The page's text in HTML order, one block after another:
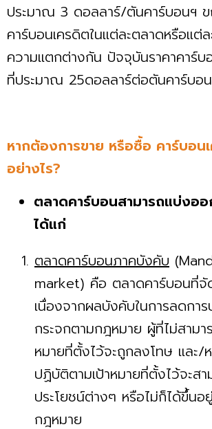
ประมาณ 3 ดอลลาร์/ตันคาร์บอนฯ
คาร์บอนเครดิตในแต่ละตลาดหรือแต่
ความแตกต่างกัน ปัจจุบันราคาคาร์บ
ที่ประมาณ 25ดอลลาร์ต่อตันคาร์บอ
หากต้องการขาย หรือซื้อ คาร์บอน
อย่างไร?
ตลาดคาร์บอนสามารถแบ่งออ
ได้แก่
ตลาดคาร์บอนภาคบังคับ
market) คือ ตลาดคาร์บอนที่
เนื่องจากผลบังคับในการลดกา
กระจกตามกฎหมาย ผู้ที่ไม่สามา
หมายที่ตั้งไว้จะถูกลงโทษ และ/
ปฏิบัติตามเป้าหมายที่ตั้งไว้จะส
ประโยชน์ต่างๆ หรือไม่ก็ได้ขึ้
กฎหมาย